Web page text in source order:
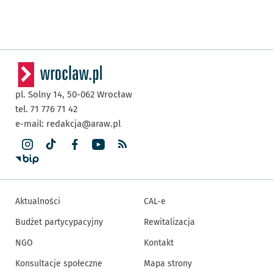
pl. Solny 14, 50-062 Wrocław
tel. 71 776 71 42
e-mail: redakcja@araw.pl
Aktualności
Budżet partycypacyjny
NGO
Konsultacje społeczne
CAL-e
Rewitalizacja
Kontakt
Mapa strony